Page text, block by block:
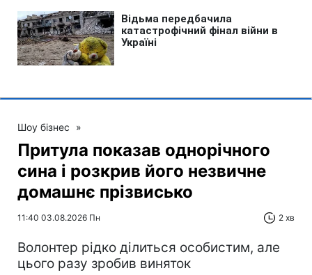
Шоу бізнес »
Притула показав однорічного
сина і розкрив його незвичне
домашнє прізвисько
11:40 03.08.2026 Пн 2 хв
Волонтер рідко ділиться особистим, але
цього разу зробив виняток